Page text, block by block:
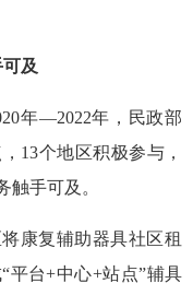
及
年—2022年，民政部
13个地区积极参与，
触手可及。
康复辅助器具社区租
平台+中心+站点”辅具